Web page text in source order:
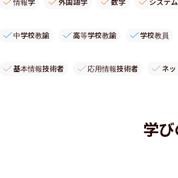
中学校教諭 高等学校教諭 学校教員
基本情報技術者 応用情報技術者 ネ
学